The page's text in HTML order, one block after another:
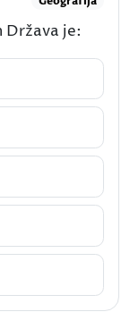
Država je: